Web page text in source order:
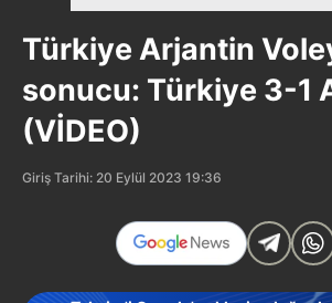
Türkiye Arjantin
sonucu: Türkiye 3-1
(VİDEO)
Giriş Tarihi: 20 Eylül 2023 19:36